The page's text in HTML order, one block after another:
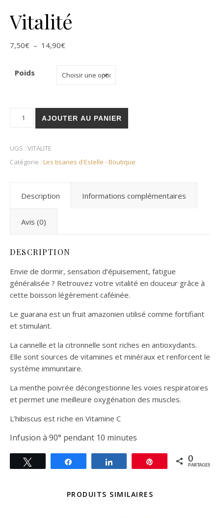
Vitalité
7,50€ – 14,90€Plage de prix : 7,50€ à 14,90€
Poids
quantité de Vitalité
AJOUTER AU PANIER
UGS : VITALITE
Catégorie : Les tisanes d'Estelle - Boutique
Description Informations complémentaires
Avis (0)
DESCRIPTION
Envie de dormir, sensation d’épuisement, fatigue
généralisée ? Retrouvez votre vitalité en douceur grâce à
cette boisson légèrement caféinée.
Le guarana est un fruit amazonien utilisé comme fortifiant
et stimulant.
La cannelle et la citronnelle sont riches en antioxydants.
Elle sont sources de vitamines et minéraux et renforcent le
système immunitaire.
La menthe poivrée décongestionne les voies respiratoires
et permet une meilleure oxygénation des muscles.
L’hibiscus est riche en Vitamine C
Infusion à 90° pendant 10 minutes
Épingle 0
PARTAGES
PRODUITS SIMILAIRES